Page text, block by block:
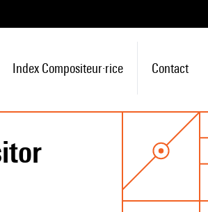
Index Compositeur·rice Contact